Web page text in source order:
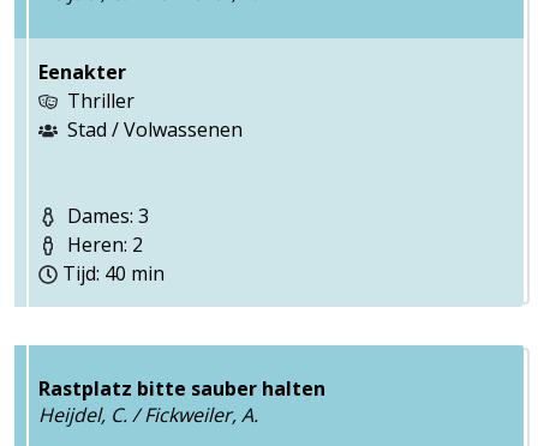
Eenakter
Thriller
Stad / Volwassenen
Dames: 3
Heren: 2
Tijd: 40 min
Rastplatz bitte sauber halten
Heijdel, C. / Fickweiler, A.